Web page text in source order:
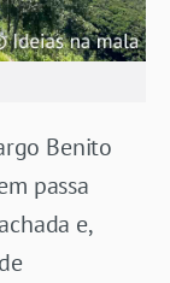
Benito
passa
e,